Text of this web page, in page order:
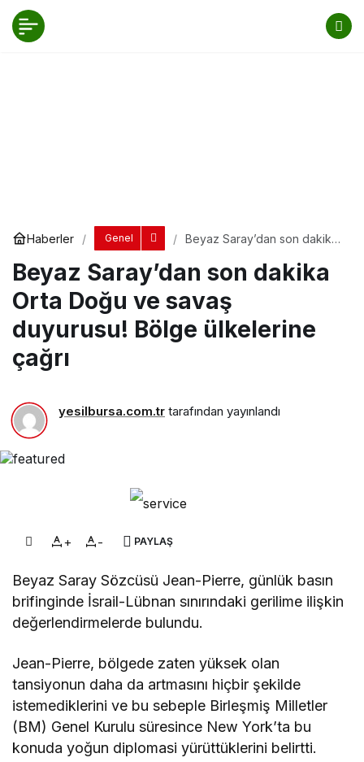
Haberler Genel
Beyaz Saray’dan son dakika
duyurusu! Bölge ülkelerine
çağrı
Beyaz Saray’dan son dakika
Orta Doğu ve savaş
duyurusu! Bölge ülkelerine
çağrı
yesilbursa.com.tr tarafından yayınlandı
+ - PAYLAŞ
Beyaz Saray Sözcüsü Jean-Pierre, günlük basın
brifinginde İsrail-Lübnan sınırındaki gerilime ilişkin
değerlendirmelerde bulundu.
Jean-Pierre, bölgede zaten yüksek olan
tansiyonun daha da artmasını hiçbir şekilde
istemediklerini ve bu sebeple Birleşmiş Milletler
(BM) Genel Kurulu süresince New York’ta bu
konuda yoğun diplomasi yürüttüklerini belirtti.
Beyaz Saray’dan son dakika Orta Doğu ve